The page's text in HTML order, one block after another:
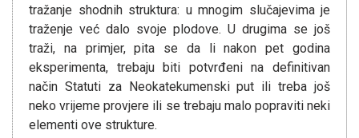
tražanje shodnih struktura: u mnogim slučajevima je
traženje već dalo svoje plodove. U drugima se još
traži, na primjer, pita se da li nakon pet godina
eksperimenta, trebaju biti potvrđeni na definitivan
način Statuti za Neokatekumenski put ili treba još
neko vrijeme provjere ili se trebaju malo popraviti neki
elementi ove strukture.